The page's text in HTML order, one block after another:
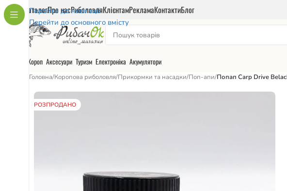
Перейти до навігації
Перейти до основного вмісту
КаталогПро насРиболовляКлієнтамРекламаКонтактиБлог
Короп Аксесуари Туризм Електроніка Акумулятори
Головна/Коропова риболовля/Прикормки та насадки/Поп-апи/Попап Carp Drive
РОЗПРОДАНО